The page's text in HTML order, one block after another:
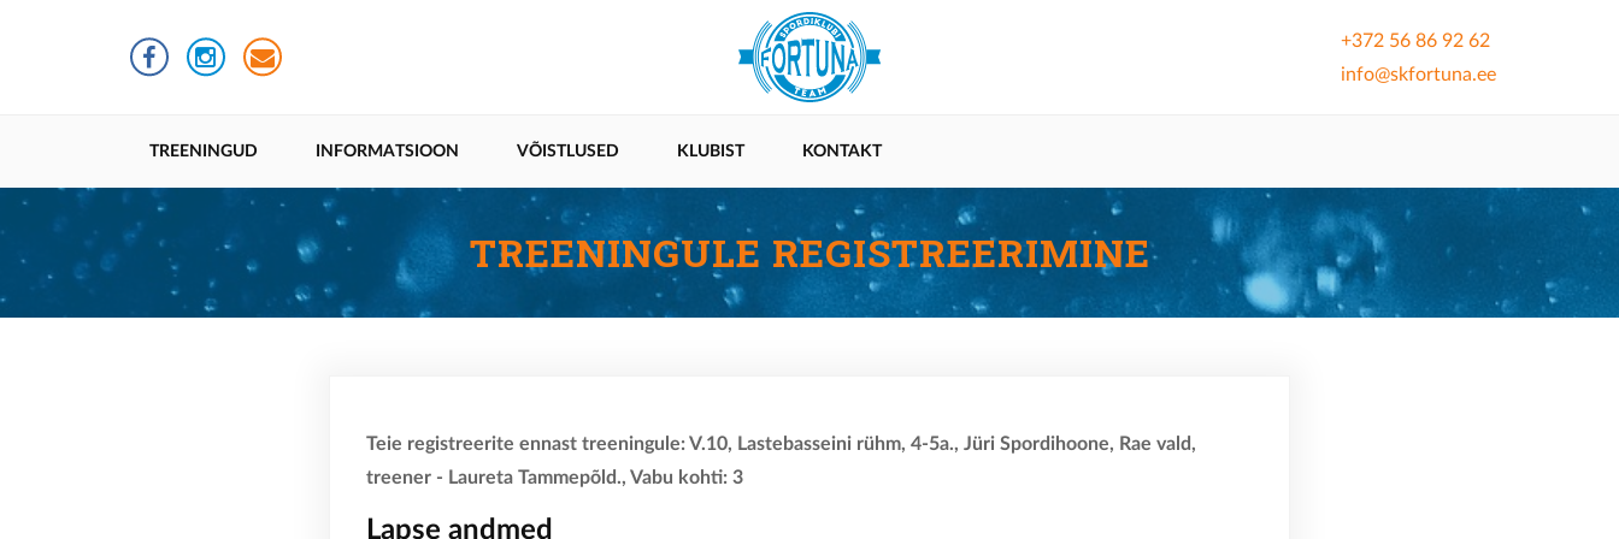
+372 56 86 92 62
info@skfortuna.ee
Põhinavigatsioon
TREENINGUD INFORMATSIOON VÕISTLUSED KLUBIST KONTAKT
TREENINGULE REGISTREERIMINE
Teie registreerite ennast treeningule: V.10, Lastebasseini rühm, 4-5a., Jüri Spordihoone, Rae vald,
treener - Laureta Tammepõld., Vabu kohti: 3
Lapse andmed